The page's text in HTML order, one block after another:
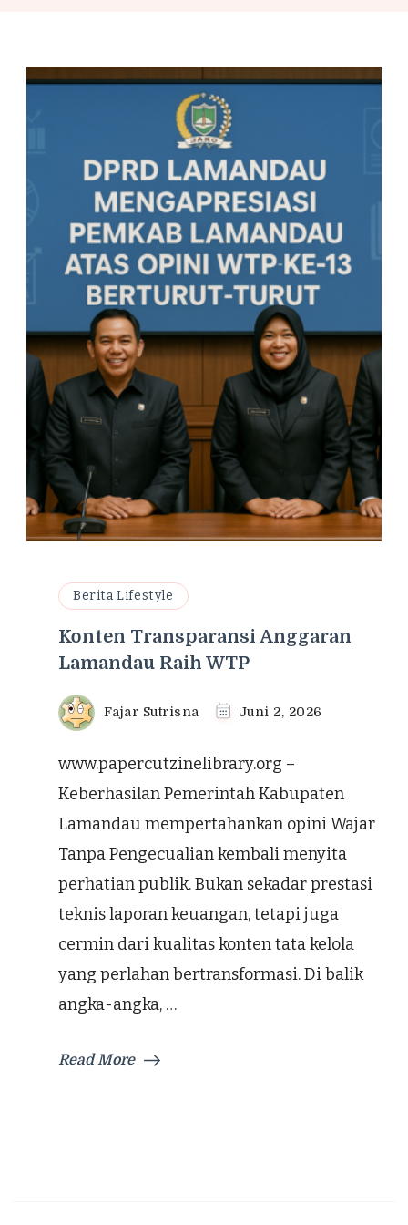
Berita Lifestyle
Konten Transparansi Anggaran
Lamandau Raih WTP
Fajar Sutrisna Juni 2, 2026
www.papercutzinelibrary.org –
Keberhasilan Pemerintah Kabupaten
Lamandau mempertahankan opini Wajar
Tanpa Pengecualian kembali menyita
perhatian publik. Bukan sekadar prestasi
teknis laporan keuangan, tetapi juga
cermin dari kualitas konten tata kelola
yang perlahan bertransformasi. Di balik
angka-angka, …
Read More